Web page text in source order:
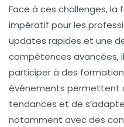
Face à ces challenges,
impératif pour les
updates rapides et une
compétences avancées,
participer à des
événements permettent
tendances et de
notamment avec des